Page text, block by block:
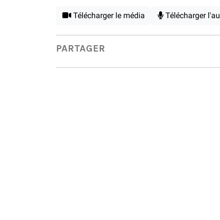
Télécharger le média Télécharger
PARTAGER